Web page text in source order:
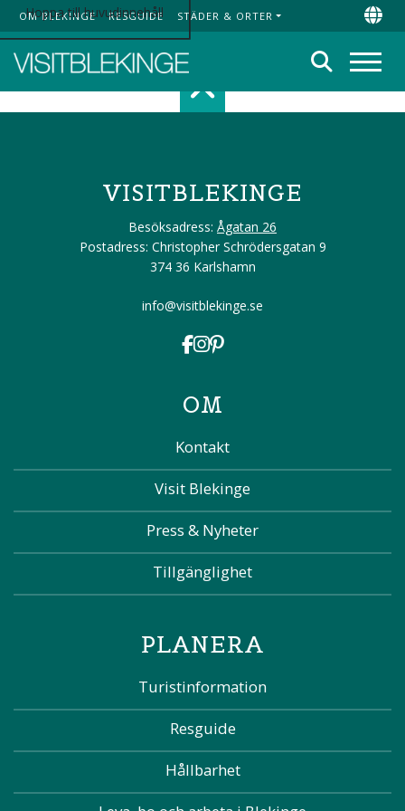
Hoppa till huvudinnehåll
Top Menu
OM BLEKINGE RESGUIDE STÄDER & ORTER
Sök
Scroll top of
VISITBLEKINGE
Besöksadress: Ågatan 26
Postadress: Christopher Schrödersgatan 9
374 36 Karlshamn
info@visitblekinge.se
OM
Kontakt
Visit Blekinge
Press & Nyheter
Tillgänglighet
PLANERA
Turistinformation
Resguide
Hållbarhet